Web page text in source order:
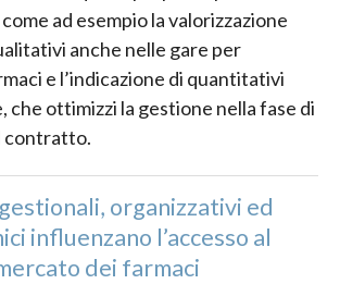
ad esempio la valorizzazione
anche nelle gare per
e l’indicazione di quantitativi
che ottimizzi la gestione nella fase di
contratto.
organizzativi ed
influenzano l’accesso al
dei farmaci